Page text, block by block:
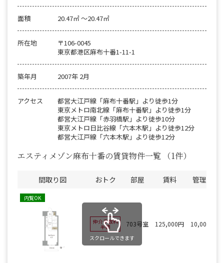
面積 20.47㎡ 〜20.47㎡
所在地
〒106-0045
東京都港区麻布十番1-11-1
築年月 2007年 2月
アクセス
都営大江戸線「麻布十番駅」より徒歩1分
東京メトロ南北線「麻布十番駅」より徒歩1分
都営大江戸線「赤羽橋駅」より徒歩10分
東京メトロ日比谷線「六本木駅」より徒歩12分
都営大江戸線「六本木駅」より徒歩12分
エスティメゾン麻布十番の賃貸物件一覧 （1件）
間取り図 おトク 部屋 賃料 管理費
内覧OK
仲介手数料
半額 703号室 125,000円 10,000円
スクロールできます